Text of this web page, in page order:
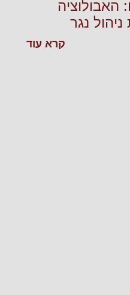
האבולוציה
נגר
קרא עוד